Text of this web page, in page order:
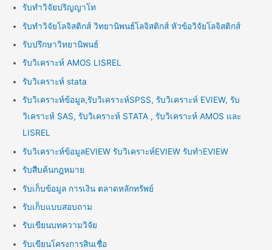
รับทำวิจัยปริญญาโท
รับทำวิจัยโลจิสติกส์ วิทยานิพนธ์โลจิสติกส์ หัวข้อวิจัยโลจิสติกส์
รับปรึกษาวิทยานิพนธ์
รับวิเคราะห์ AMOS LISREL
รับวิเคราะห์ stata
รับวิเคราะห์ข้อมูล,รับวิเคราะห์SPSS, รับวิเคราะห์ EVIEW, รับ
วิเคราะห์ SAS, รับวิเคราะห์ STATA , รับวิเคราะห์ AMOS และ
LISREL
รับวิเคราะห์ข้อมูลEVIEW รับวิเคราะห์EVIEW รับทำEVIEW
รับสืบค้นกฎหมาย
รับเก็บข้อมูล การเงิน ตลาดหลักทรัพย์
รับเก็บแบบสอบถาม
รับเขียนบทความวิจัย
รับเขียนโครงการสินเชื่อ